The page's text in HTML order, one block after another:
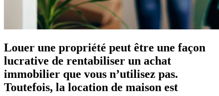
Louer une propriété peut être une façon
lucrative de rentabiliser un achat
immobilier que vous n’utilisez pas.
Toutefois, la location de maison est